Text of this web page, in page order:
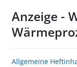
Anzeige -
Allgemeine